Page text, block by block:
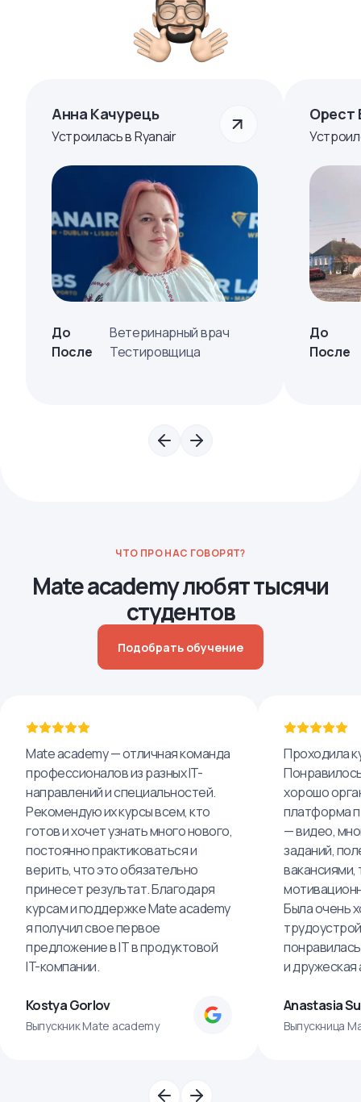
Анна Качурець
Устроилась в Ryanair
До
Ветеринарный врач
После
Тестировщица
Орест
До
После
ЧТО ПРО НАС ГОВОРЯТ?
Mate academy любят тысячи
студентов
Подобрать обучение
Mate academy — отличная команда
профессионалов из разных IT-
направлений и специальностей.
Рекомендую их курсы всем, кто
готов и хочет узнать много нового,
постоянно практиковаться и
верить, что это обязательно
принесет результат. Благодаря
курсам и поддержке Mate academy
я получил свое первое
предложение в IT в продуктовой
IT-компании.
Kostya Gorlov
Выпускник Mate academy
Проходила
хорошо
платформа
— видео,
заданий,
вакансиями,
Была очень
и
Anastasia
Выпускница